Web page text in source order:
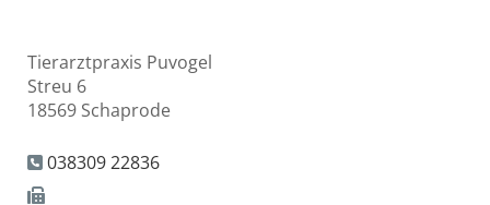
Tierarztpraxis Puvogel
Streu 6
18569 Schaprode
 038309 22836
